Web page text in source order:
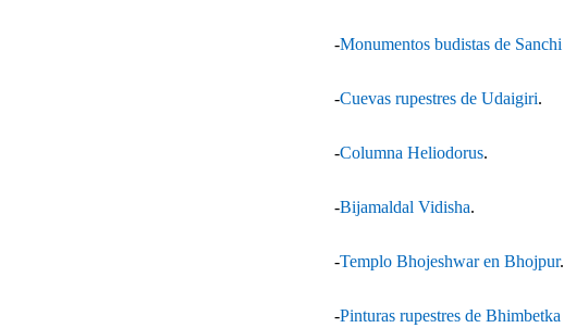
-Monumentos budistas de Sanchi
-Cuevas rupestres de Udaigiri.
-Columna Heliodorus.
-Bijamaldal Vidisha.
-Templo Bhojeshwar en Bhojpur.
-Pinturas rupestres de Bhimbetka